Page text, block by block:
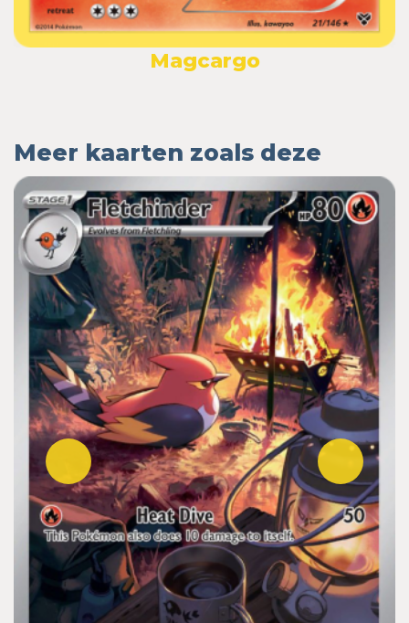
Magcargo
Meer kaarten zoals deze